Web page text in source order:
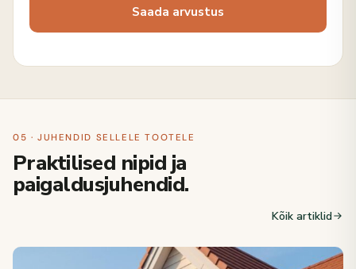
05 · JUHENDID SELLELE TOOTELE
Praktilised nipid ja
paigaldusjuhendid.
Kõik artiklid